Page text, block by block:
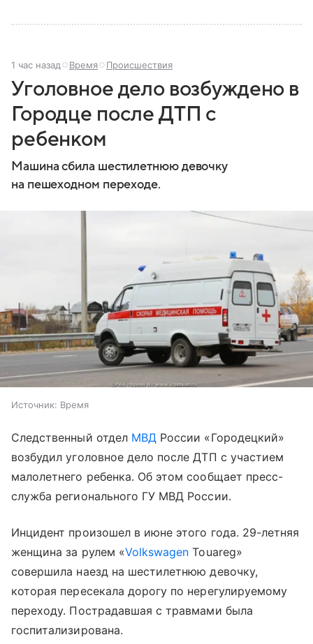
1 час назад Время Происшествия
Уголовное дело возбуждено в
Городце после ДТП с
ребенком
Машина сбила шестилетнюю девочку
на пешеходном переходе.
Источник: Время
Следственный отдел МВД России «Городецкий»
возбудил уголовное дело после ДТП с участием
малолетнего ребенка. Об этом сообщает пресс-
служба регионального ГУ МВД России.
Инцидент произошел в июне этого года. 29-летняя
женщина за рулем «Volkswagen Touareg»
совершила наезд на шестилетнюю девочку,
которая пересекала дорогу по нерегулируемому
переходу. Пострадавшая с травмами была
госпитализирована.